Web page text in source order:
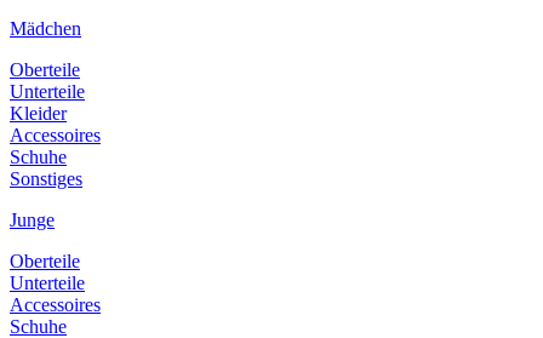
Mädchen
Oberteile
Unterteile
Kleider
Accessoires
Schuhe
Sonstiges
Junge
Oberteile
Unterteile
Accessoires
Schuhe